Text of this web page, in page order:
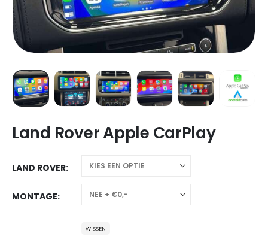
Land Rover Apple CarPlay
LAND ROVER
MONTAGE
WISSEN